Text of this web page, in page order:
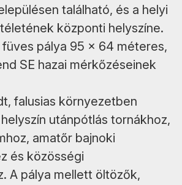
található, és a helyi
központi helyszíne.
pálya 95 × 64 méteres,
SE hazai mérkőzéseinek
falusias környezetben
utánpótlás tornákhoz,
amatőr bajnoki
és közösségi
A pálya mellett öltözők,